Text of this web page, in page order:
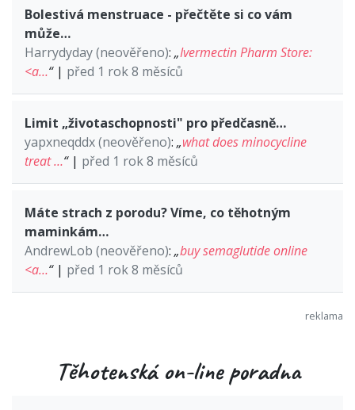
Bolestivá menstruace - přečtěte si co vám
může…
Harrydyday (neověřeno): „Ivermectin Pharm Store:
<a…“| před 1 rok 8 měsíců
Limit „životaschopnosti" pro předčasně…
yapxneqddx (neověřeno): „what does minocycline
treat …“| před 1 rok 8 měsíců
Máte strach z porodu? Víme, co těhotným
maminkám…
AndrewLob (neověřeno): „buy semaglutide online
<a…“| před 1 rok 8 měsíců
Těhotenská on-line poradna